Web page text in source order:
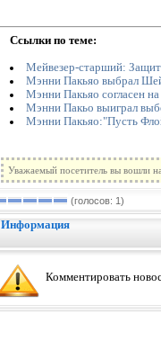
Ссылки по теме:
Мейвезер-старший:
Мэнни Пакьяо выбрал
Мэнни Пакьяо согласен
Мэнни Пакьо выиграл
Мэнни Пакьяо:"Пусть
Уважаемый посетитель вы вошли
(голосов: 1)
Информация
Комментировать